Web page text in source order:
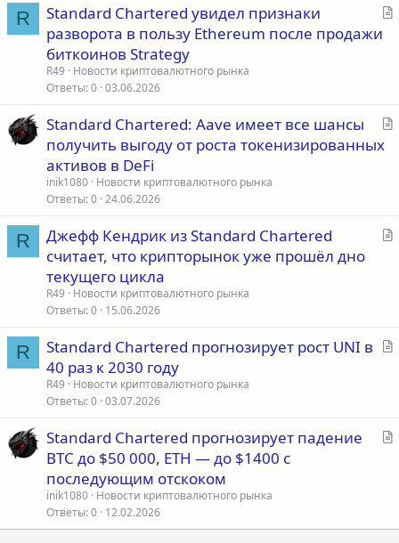
R
С
Standard Chartered увидел признаки
разворота в пользу Ethereum после продажи
биткоинов Strategy
R49
Новости криптовалютного рынка
Ответы 0 03.06.2026
С
Standard Chartered: Aave имеет все шансы
получить выгоду от роста токенизированных
активов в DeFi
inik1080 Новости криптовалютного рынка
Ответы 0 24.06.2026
R
С
Джефф Кендрик из Standard Chartered
считает, что крипторынок уже прошёл дно
текущего цикла
R49
Новости криптовалютного рынка
Ответы 0 15.06.2026
R
С
я
Standard Chartered прогнозирует рост UNI в
40 раз к 2030 году
R49
Новости криптовалютного рынка
Ответы 0 03.07.2026
С
я
Standard Chartered прогнозирует падение
BTC до $50 000, ETH — до $1400 с
последующим отскоком
inik1080 Новости криптовалютного рынка
Ответы 0 12.02.2026